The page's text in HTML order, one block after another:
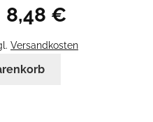
Ursprünglicher
Preis
8,48 €Aktueller
ist:
Versandkosten